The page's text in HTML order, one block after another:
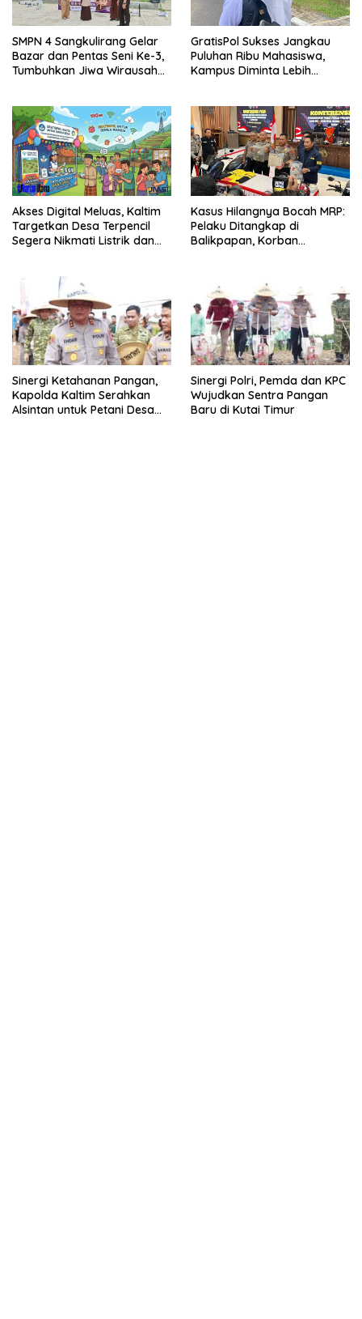
SMPN 4 Sangkulirang Gelar
Bazar dan Pentas Seni Ke-3,
Tumbuhkan Jiwa Wirausaha
GratisPol Sukses Jangkau
Puluhan Ribu Mahasiswa,
Kampus Diminta Lebih
Akses Digital Meluas, Kaltim
Targetkan Desa Terpencil
Segera Nikmati Listrik dan
Kasus Hilangnya Bocah MRP:
Pelaku Ditangkap di
Balikpapan, Korban
Sinergi Ketahanan Pangan,
Kapolda Kaltim Serahkan
Alsintan untuk Petani Desa
Sinergi Polri, Pemda dan KPC
Wujudkan Sentra Pangan
Baru di Kutai Timur